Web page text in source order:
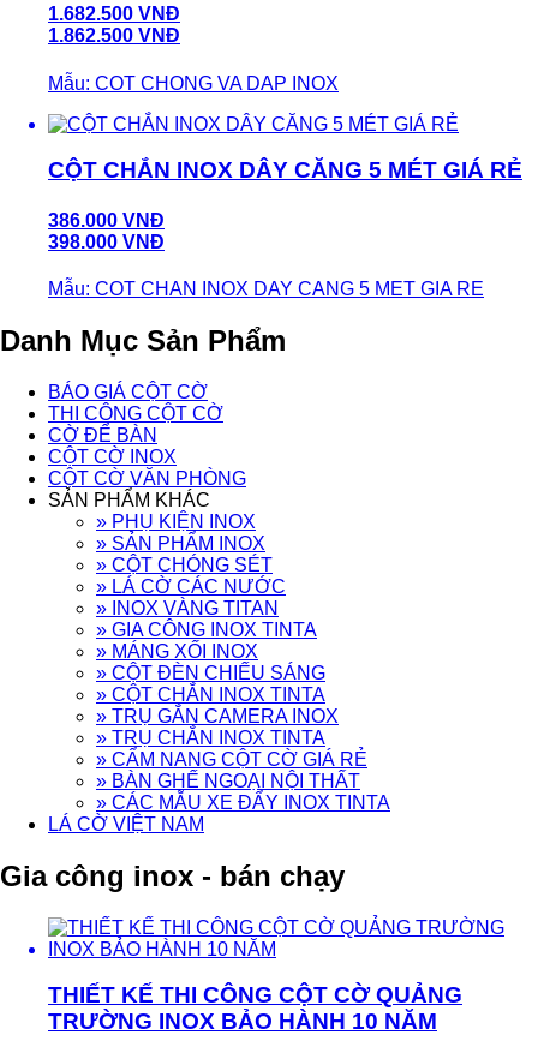
1.682.500 VNĐ
1.862.500 VNĐ
Mẫu: COT CHONG VA DAP INOX
CỘT CHẮN INOX DÂY CĂNG 5 MÉT GIÁ RẺ
386.000 VNĐ
398.000 VNĐ
Mẫu: COT CHAN INOX DAY CANG 5 MET GIA RE
Danh Mục Sản Phẩm
BÁO GIÁ CỘT CỜ
THI CÔNG CỘT CỜ
CỜ ĐỂ BÀN
CỘT CỜ INOX
CỘT CỜ VĂN PHÒNG
SẢN PHẨM KHÁC
» PHỤ KIỆN INOX
» SẢN PHẨM INOX
» CỘT CHÓNG SÉT
» LÁ CỜ CÁC NƯỚC
» INOX VÀNG TITAN
» GIA CÔNG INOX TINTA
» MÁNG XỐI INOX
» CỘT ĐÈN CHIẾU SÁNG
» CỘT CHẮN INOX TINTA
» TRỤ GẮN CAMERA INOX
» TRỤ CHẮN INOX TINTA
» CẨM NANG CỘT CỜ GIÁ RẺ
» BÀN GHẾ NGOẠI NỘI THẤT
» CÁC MẪU XE ĐẨY INOX TINTA
LÁ CỜ VIỆT NAM
Gia công inox - bán chạy
THIẾT KẾ THI CÔNG CỘT CỜ QUẢNG
TRƯỜNG INOX BẢO HÀNH 10 NĂM